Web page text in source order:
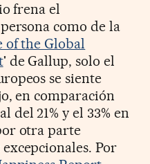
frena el
como de la
of the Global
' de Gallup, solo el
se siente
en comparación
21% y el 33% en
otra parte
Por